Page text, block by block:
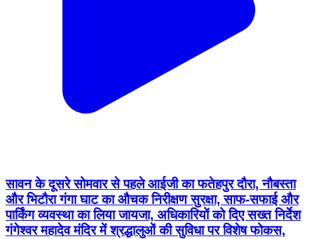
सावन के दूसरे सोमवार से पहले आईजी का फतेहपुर दौरा, नौबस्ता
और भिटौरा गंगा घाट का औचक निरीक्षण सुरक्षा, साफ-सफाई और
पार्किंग व्यवस्था का लिया जायजा, अधिकारियों को दिए सख्त निर्देश
गंगेश्वर महादेव मंदिर में श्रद्धालुओं की सुविधा पर विशेष फोकस,